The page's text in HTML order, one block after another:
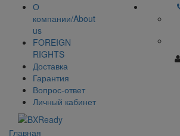
О
компании/About
us
FOREIGN
RIGHTS
Доставка
Гарантия
Вопрос-ответ
Личный кабинет
Главная